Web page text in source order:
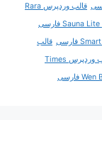
قالب وردپرس Rara
قالب
قالب وردپرس Times